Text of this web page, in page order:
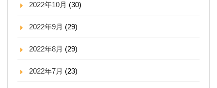
2022年10月 (30)
2022年9月 (29)
2022年8月 (29)
2022年7月 (23)